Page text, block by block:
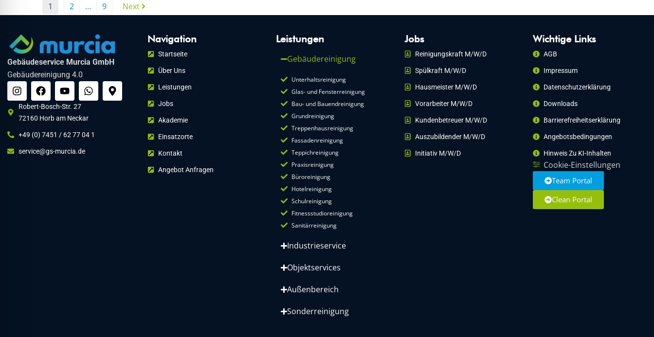
1 2 … 9 Next
Gebäudeservice Murcia GmbH
Gebäudereinigung 4.0
Robert-Bosch-Str. 27
72160 Horb am Neckar
+49 (0) 7451 / 62 77 04 1
service@gs-murcia.de
Navigation
Startseite
Über Uns
Leistungen
Jobs
Akademie
Einsatzorte
Kontakt
Angebot Anfragen
Leistungen
Gebäudereinigung
Unterhaltsreinigung
Glas- und Fensterreinigung
Bau- und Bauendreinigung
Grundreinigung
Treppenhausreinigung
Fassadenreinigung
Teppichreinigung
Praxisreinigung
Büroreinigung
Hotelreinigung
Schulreinigung
Fitnessstudioreinigung
Sanitärreinigung
Industrieservice
Objektservices
Außenbereich
Sonderreinigung
Jobs
Reinigungskraft M/w/d
Spülkraft M/w/d
Hausmeister M/w/d
Vorarbeiter M/w/d
Kundenbetreuer M/w/d
Auszubildender M/w/d
Initiativ M/w/d
Wichtige Links
AGB
Impressum
Datenschutzerklärung
Downloads
Barrierefreiheitserklärung
Angebotsbedingungen
Hinweis Zu KI-Inhalten
Cookie-Einstellungen
Team Portal
Clean Portal